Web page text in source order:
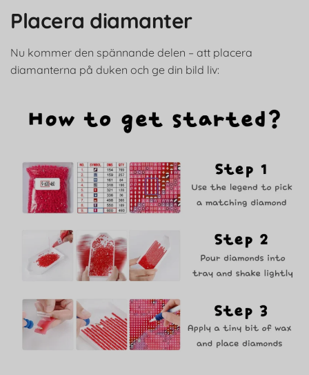
Placera diamanter
Nu kommer den spännande delen – att placera
diamanterna på duken och ge din bild liv: